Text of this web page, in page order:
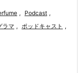
, Podcast ,
ラマ , ポッドキャスト ,